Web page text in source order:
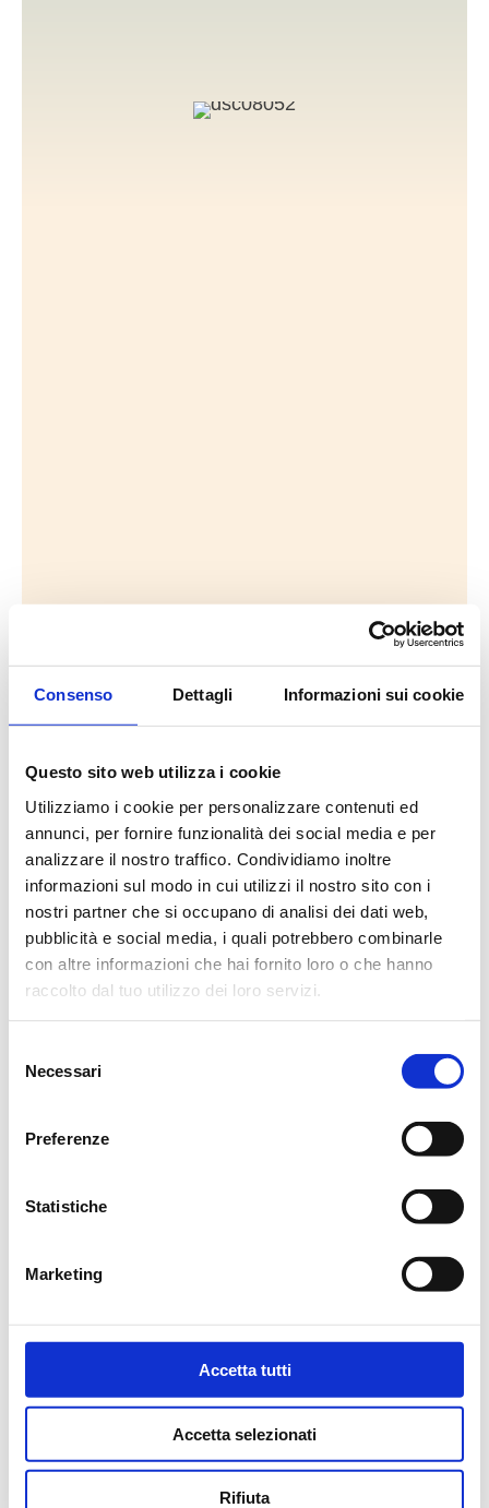
Consenso Dettagli Informazioni sui cookie
Questo sito web utilizza i cookie
Utilizziamo i cookie per personalizzare contenuti ed
annunci, per fornire funzionalità dei social media e per
analizzare il nostro traffico. Condividiamo inoltre
informazioni sul modo in cui utilizzi il nostro sito con i
nostri partner che si occupano di analisi dei dati web,
pubblicità e social media, i quali potrebbero combinarle
con altre informazioni che hai fornito loro o che hanno
raccolto dal tuo utilizzo dei loro servizi.
Necessari
Preferenze
Statistiche
Marketing
Accetta tutti
Accetta selezionati
Rifiuta